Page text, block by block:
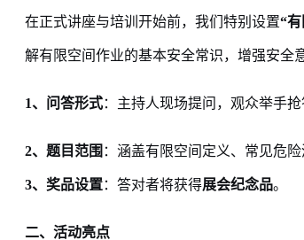
在正式讲座与培训开始前，我们特别设置“
解有限空间作业的基本安全常识，增强安全意
1、 问答形式：主持人现场提问，观众举手抢
2、 题目范围 ：涵盖有限空间定义、常见危
3、 奖品设置：答对者将获得展会纪念品。
二、 活动亮点